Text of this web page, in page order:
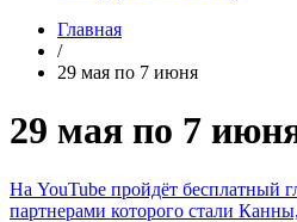
Главная
/
29 мая по 7 июня
29 мая по 7
На YouTube пройдёт бесплатный
партнерами которого стали